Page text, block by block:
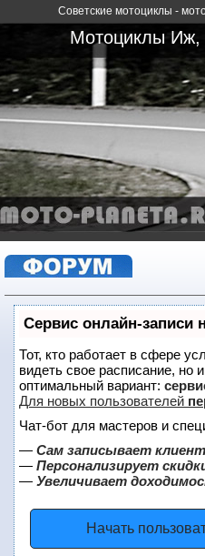
Советские мотоциклы -
Мотоциклы Иж,
Сервис онлайн-записи
Тот, кто работает в сфере
видеть свое расписание,
оптимальный вариант:
Для новых пользователей
Чат-бот для мастеров и
— Сам записывает
— Персонализирует
— Увеличивает
Начать